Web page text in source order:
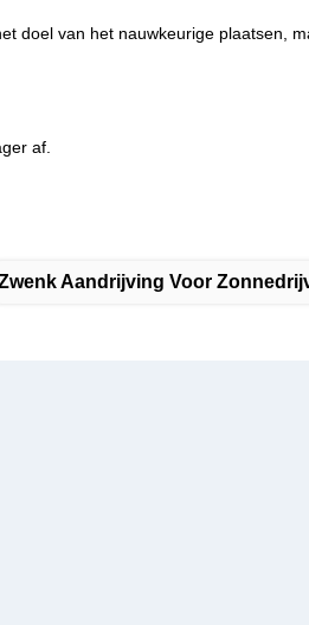
doel van het nauwkeurige plaatsen,
af.
Aandrijving Voor